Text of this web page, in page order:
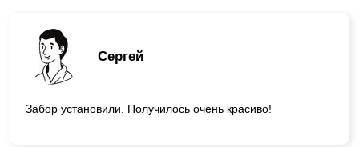
Сергей
Забор установили. Получилось очень красиво!